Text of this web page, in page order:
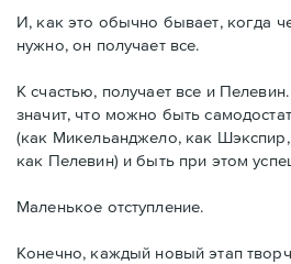
И, как это обычно бывает, когда
нужно, он получает все.
К счастью, получает все и
значит, что можно быть
(как Микельанджело, как
как Пелевин) и быть при этом
Маленькое отступление.
Конечно, каждый новый этап